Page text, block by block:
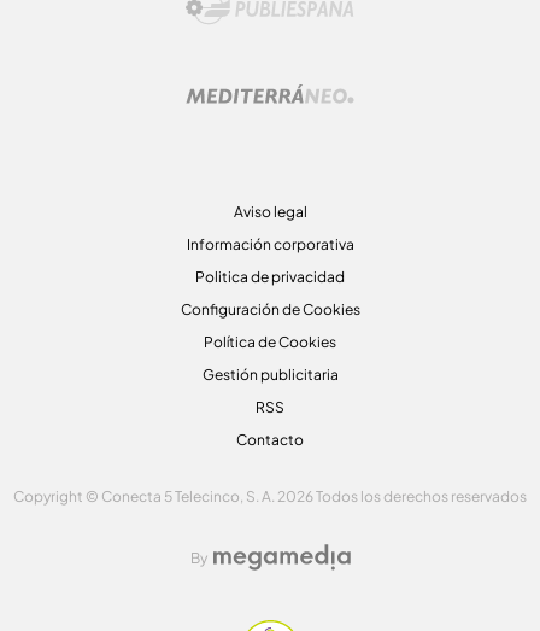
Aviso legal
Información corporativa
Politica de privacidad
Configuración de Cookies
Política de Cookies
Gestión publicitaria
RSS
Contacto
Copyright © Conecta 5 Telecinco, S. A. 2026 Todos los derechos reservados
By